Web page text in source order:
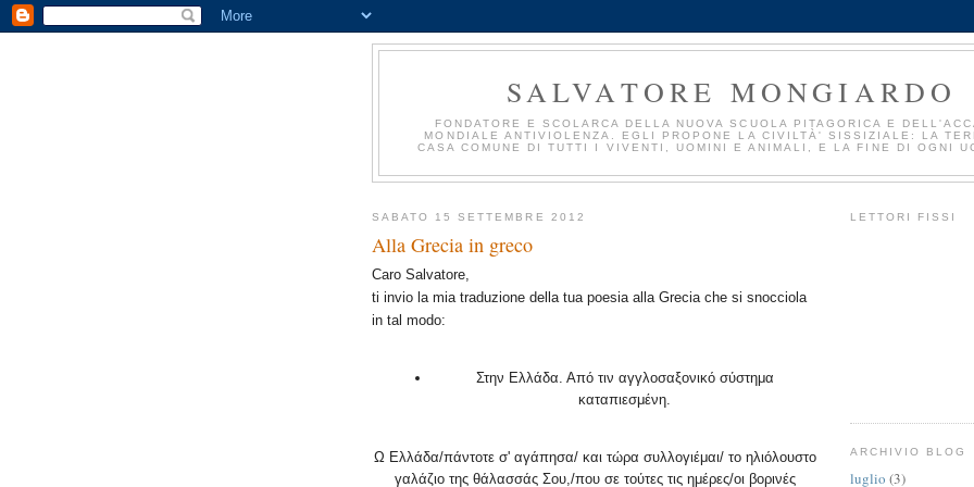
SALVATORE MONGIARDO
FONDATORE E SCOLARCA DELLA NUOVA SCUOLA PITAGORICA E
MONDIALE ANTIVIOLENZA. EGLI PROPONE LA CIVILTÀ' SISSIZIALE: LA
CASA COMUNE DI TUTTI I VIVENTI, UOMINI E ANIMALI, E LA FINE DI OGNI
SABATO 15 SETTEMBRE 2012
Alla Grecia in greco
Caro Salvatore,
ti invio la mia traduzione della tua poesia alla Grecia che si snocciola
in tal modo:
Στην Ελλάδα. Από τιν αγγλοσαξονικό σύστημα
καταπιεσμένη.
Ω Ελλάδα/πάντοτε σ' αγάπησα/ και τώρα συλλογιέμαι/ το ηλιόλουστο
γαλάζιο της θάλασσάς Σου,/που σε τούτες τις ημέρες/οι βορινές
LETTORI FISSI
ARCHIVIO BLOG
luglio (3)